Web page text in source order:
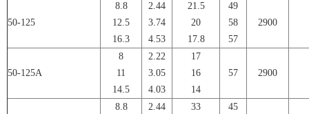
50-125
8.8
12.5
16.3
2.44
3.74
4.53
21.5
20
17.8
49
58
57
2900
50-125A
8
11
14.5
2.22
3.05
4.03
17
16
14
57 2900
8.8
2.44
33
45